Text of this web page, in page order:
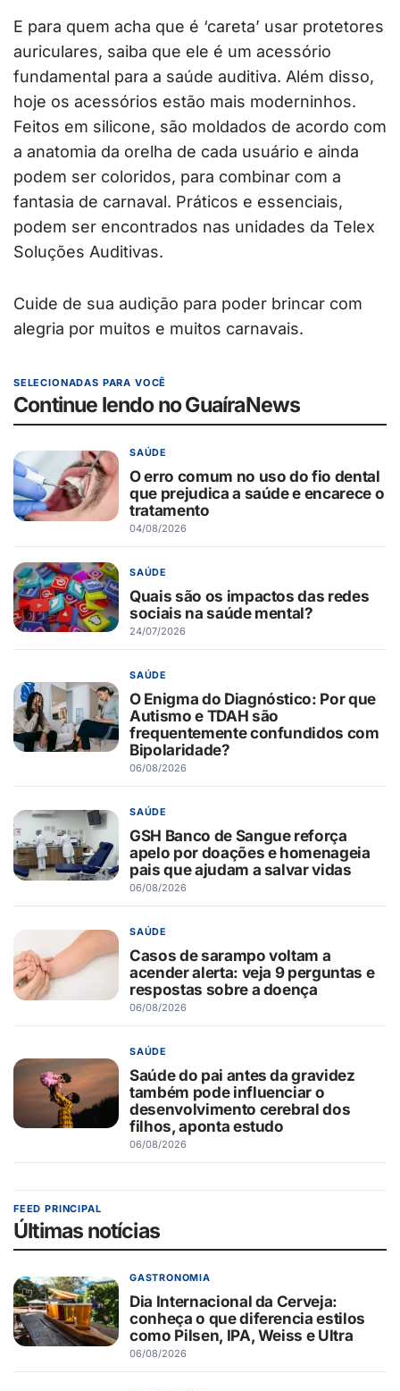
E para quem acha que é ‘careta’ usar protetores
auriculares, saiba que ele é um acessório
fundamental para a saúde auditiva. Além disso,
hoje os acessórios estão mais moderninhos.
Feitos em silicone, são moldados de acordo com
a anatomia da orelha de cada usuário e ainda
podem ser coloridos, para combinar com a
fantasia de carnaval. Práticos e essenciais,
podem ser encontrados nas unidades da Telex
Soluções Auditivas.
Cuide de sua audição para poder brincar com
alegria por muitos e muitos carnavais.
SELECIONADAS PARA VOCÊ
Continue lendo no GuaíraNews
SAÚDE
O erro comum no uso do fio dental
que prejudica a saúde e encarece o
tratamento
04/08/2026
SAÚDE
Quais são os impactos das redes
sociais na saúde mental?
24/07/2026
SAÚDE
O Enigma do Diagnóstico: Por que
Autismo e TDAH são
frequentemente confundidos com
Bipolaridade?
06/08/2026
SAÚDE
GSH Banco de Sangue reforça
apelo por doações e homenageia
pais que ajudam a salvar vidas
06/08/2026
SAÚDE
Casos de sarampo voltam a
acender alerta: veja 9 perguntas e
respostas sobre a doença
06/08/2026
SAÚDE
Saúde do pai antes da gravidez
também pode influenciar o
desenvolvimento cerebral dos
filhos, aponta estudo
06/08/2026
FEED PRINCIPAL
Últimas notícias
GASTRONOMIA
Dia Internacional da Cerveja:
conheça o que diferencia estilos
como Pilsen, IPA, Weiss e Ultra
06/08/2026